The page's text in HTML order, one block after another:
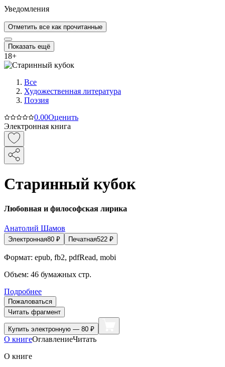
Уведомления
Отметить все как прочитанные
Показать ещё
18+
Все
Художественная литература
Поэзия
0.00Оценить
Электронная книга
Старинный кубок
Любовная и философская лирика
Анатолий Шамов
Электронная80 ₽ Печатная522 ₽
Формат: epub, fb2, pdfRead, mobi
Объем: 46 бумажных стр.
Подробнее
Пожаловаться
Читать фрагмент
Купить электронную — 80 ₽
О книгеОглавлениеЧитать
О книге